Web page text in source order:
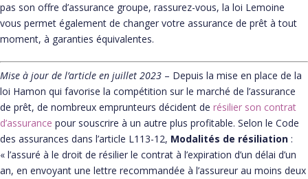
pas son offre d’assurance groupe, rassurez-vous, la loi Lemoine
vous permet également de changer votre assurance de prêt à tout
moment, à garanties équivalentes.
Mise à jour de l’article en juillet 2023 – Depuis la mise en place de la
loi Hamon qui favorise la compétition sur le marché de l’assurance
de prêt, de nombreux emprunteurs décident de résilier son contrat
d’assurance pour souscrire à un autre plus profitable. Selon le Code
des assurances dans l’article L113-12, Modalités de résiliation :
« l’assuré à le droit de résilier le contrat à l’expiration d’un délai d’un
an, en envoyant une lettre recommandée à l’assureur au moins deux